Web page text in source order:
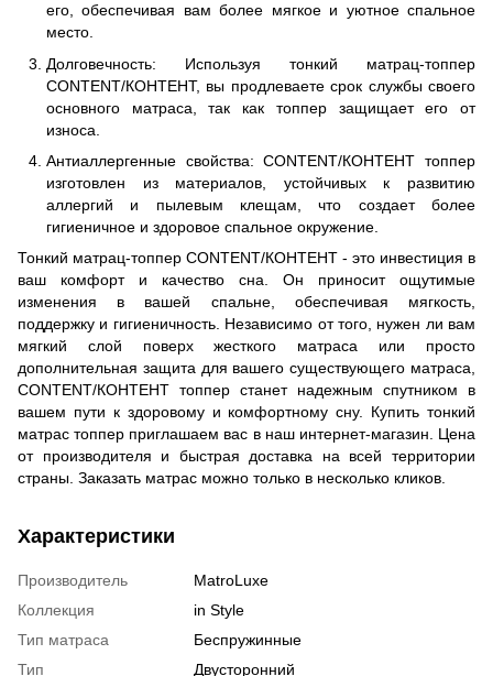
его, обеспечивая вам более мягкое и уютное спальное
место.
Долговечность: Используя тонкий матрац-топпер
CONTENT/КОНТЕНТ, вы продлеваете срок службы своего
основного матраса, так как топпер защищает его от
износа.
Антиаллергенные свойства: CONTENT/КОНТЕНТ топпер
изготовлен из материалов, устойчивых к развитию
аллергий и пылевым клещам, что создает более
гигиеничное и здоровое спальное окружение.
Тонкий матрац-топпер CONTENT/КОНТЕНТ - это инвестиция в
ваш комфорт и качество сна. Он приносит ощутимые
изменения в вашей спальне, обеспечивая мягкость,
поддержку и гигиеничность. Независимо от того, нужен ли вам
мягкий слой поверх жесткого матраса или просто
дополнительная защита для вашего существующего матраса,
CONTENT/КОНТЕНТ топпер станет надежным спутником в
вашем пути к здоровому и комфортному сну. Купить тонкий
матрас топпер приглашаем вас в наш интернет-магазин. Цена
от производителя и быстрая доставка на всей территории
страны. Заказать матрас можно только в несколько кликов.
Характеристики
Производитель
MatroLuxe
Коллекция
in Style
Тип матраса
Беспружинные
Тип
Двусторонний